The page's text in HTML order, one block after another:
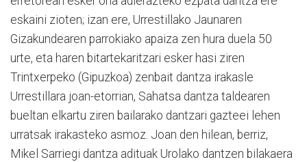
eskaini zioten; izan ere, Urrestillako Jaunaren
Gizakundearen parrokiako apaiza zen hura duela 50
urte, eta haren bitartekaritzari esker hasi ziren
Trintxerpeko (Gipuzkoa) zenbait dantza irakasle
Urrestillara joan-etorrian, Sahatsa dantza taldearen
bueltan elkartu ziren bailarako dantzari gazteei lehen
urratsak irakasteko asmoz. Joan den hilean, berriz,
Mikel Sarriegi dantza adituak Urolako dantzen bilakaera